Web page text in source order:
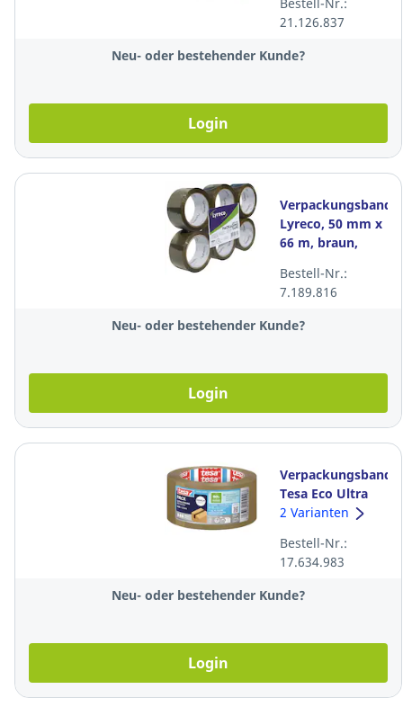
Packung à 6
Stück
21.126.837
Neu- oder bestehender Kunde?
Login
Verpackungsband
Lyreco, 50 mm x
66 m, braun,
Rollen
Bestell-Nr.:
7.189.816
Neu- oder bestehender Kunde?
Login
Verpackungsband
Tesa Eco Ultra
Strong 58299,
m, braun
2 Varianten
Bestell-Nr.:
17.634.983
Neu- oder bestehender Kunde?
Login